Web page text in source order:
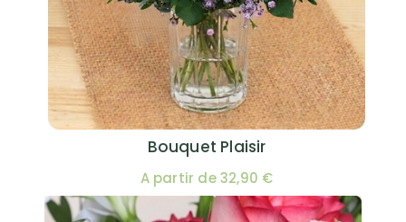
Bouquet Plaisir
A partir de 32,90 €